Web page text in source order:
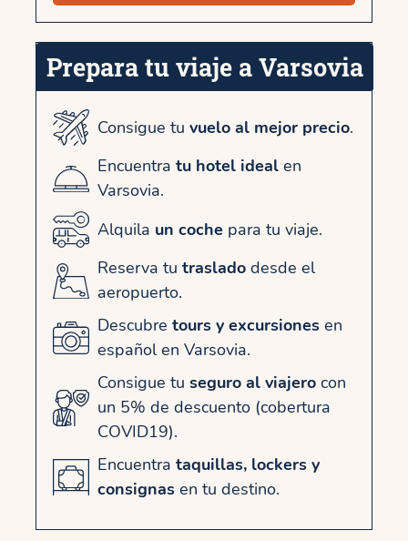
Prepara tu viaje a Varsovia
Consigue tu vuelo al mejor precio.
Encuentra tu hotel ideal en
Varsovia.
Alquila un coche para tu viaje.
Reserva tu traslado desde el
aeropuerto.
Descubre tours y excursiones en
español en Varsovia.
Consigue tu seguro al viajero con
un 5% de descuento (cobertura
COVID19).
Encuentra taquillas, lockers y
consignas en tu destino.